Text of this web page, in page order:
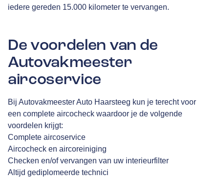
iedere gereden 15.000 kilometer te vervangen.
De voordelen van de
Autovakmeester
aircoservice
Bij Autovakmeester Auto Haarsteeg kun je terecht voor
een complete aircocheck waardoor je de volgende
voordelen krijgt:
Complete aircoservice
Aircocheck en aircoreiniging
Checken en/of vervangen van uw interieurfilter
Altijd gediplomeerde technici